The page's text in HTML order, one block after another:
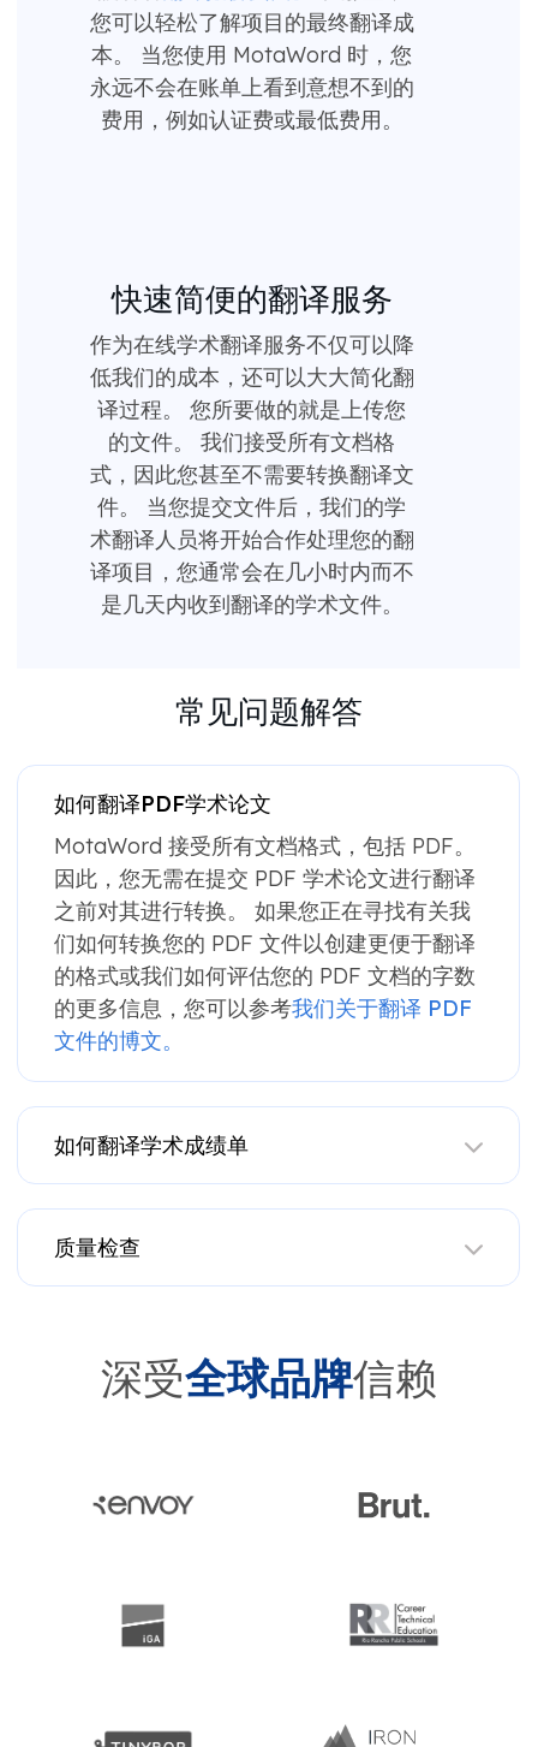
您可以轻松了解项目的最终翻译成
本。 当您使用 MotaWord 时，您
永远不会在账单上看到意想不到的
费用，例如认证费或最低费用。
快速简便的翻译服务
作为在线学术翻译服务不仅可以降
低我们的成本，还可以大大简化翻
译过程。 您所要做的就是上传您
的文件。 我们接受所有文档格
式，因此您甚至不需要转换翻译文
件。 当您提交文件后，我们的学
术翻译人员将开始合作处理您的翻
译项目，您通常会在几小时内而不
是几天内收到翻译的学术文件。
常见问题解答
如何翻译PDF学术论文
MotaWord 接受所有文档格式，包括 PDF。
因此，您无需在提交 PDF 学术论文进行翻译
之前对其进行转换。 如果您正在寻找有关我
们如何转换您的 PDF 文件以创建更便于翻译
的格式或我们如何评估您的 PDF 文档的字数
的更多信息，您可以参考我们关于翻译 PDF
文件的博文。
如何翻译学术成绩单
质量检查
深受全球品牌信赖